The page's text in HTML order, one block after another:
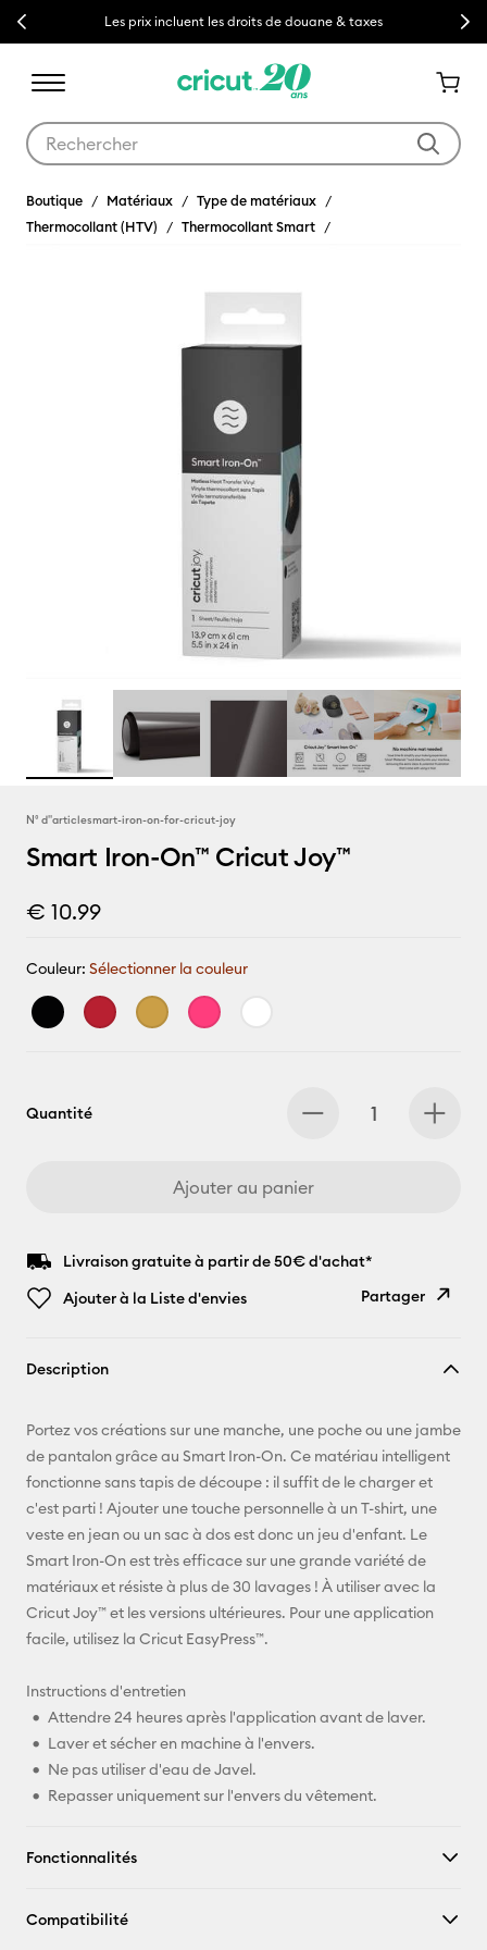
Previous Les prix incluent les droits de douane & taxes Next
Boutique Matériaux
Type de matériaux
Thermocollant (HTV)
Thermocollant Smart
N° d''articlesmart-iron-on-for-cricut-joy
Smart Iron-On™ Cricut Joy™
€ 10.99
Couleur: Sélectionner la couleur
Quantité
Ajouter au panier
Livraison gratuite à partir de 50€ d'achat*
Ajouter à la Liste d'envies
Partager
Pinterest
Facebook
X
Description
Portez vos créations sur une manche, une poche ou une jambe
de pantalon grâce au Smart Iron-On. Ce matériau intelligent
fonctionne sans tapis de découpe : il suffit de le charger et
c'est parti ! Ajouter une touche personnelle à un T-shirt, une
veste en jean ou un sac à dos est donc un jeu d'enfant. Le
Smart Iron-On est très efficace sur une grande variété de
matériaux et résiste à plus de 30 lavages ! À utiliser avec la
Cricut Joy™ et les versions ultérieures. Pour une application
facile, utilisez la Cricut EasyPress™.
Instructions d'entretien
Attendre 24 heures après l'application avant de laver.
Laver et sécher en machine à l'envers.
Ne pas utiliser d'eau de Javel.
Repasser uniquement sur l'envers du vêtement.
Fonctionnalités
Compatibilité